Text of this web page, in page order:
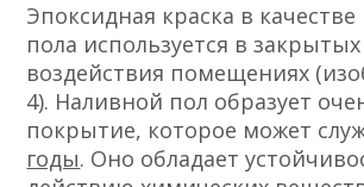
Эпоксидная краска в
пола используется в
воздействия помещениях
4). Наливной пол образует
покрытие, которое может
годы. Оно обладает